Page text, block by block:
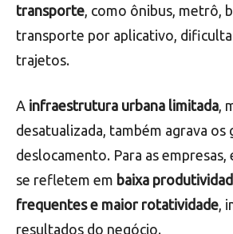
transporte, como ônibus, metrô,
transporte por aplicativo,
trajetos.
A infraestrutura urbana limitada,
desatualizada, também agrava os
deslocamento. Para as empresas,
se refletem em baixa
frequentes e maior rotatividade,
resultados do negócio.